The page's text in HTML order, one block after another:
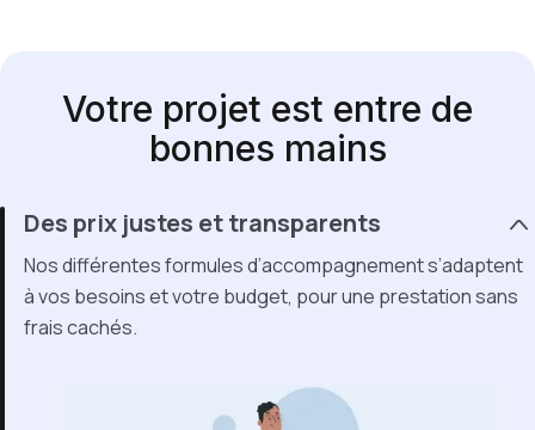
Votre projet est entre de
bonnes mains
Des prix justes et transparents
Nos différentes formules d’accompagnement s’adaptent
à vos besoins et votre budget, pour une prestation sans
frais cachés.